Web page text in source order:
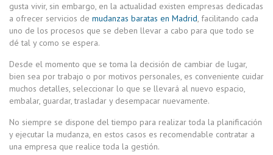
gusta vivir, sin embargo, en la actualidad existen empresas dedicadas
a ofrecer servicios de mudanzas baratas en Madrid, facilitando cada
uno de los procesos que se deben llevar a cabo para que todo se
dé tal y como se espera.
Desde el momento que se toma la decisión de cambiar de lugar,
bien sea por trabajo o por motivos personales, es conveniente cuidar
muchos detalles, seleccionar lo que se llevará al nuevo espacio,
embalar, guardar, trasladar y desempacar nuevamente.
No siempre se dispone del tiempo para realizar toda la planificación
y ejecutar la mudanza, en estos casos es recomendable contratar a
una empresa que realice toda la gestión.